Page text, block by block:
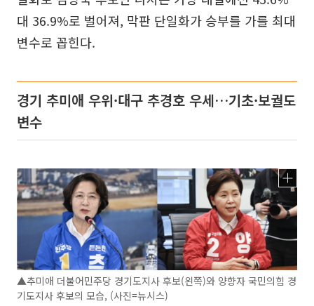
대 36.9%로 벌어져, 막판 단일화가 승부를 가를 최대
변수로 꼽힌다.
경기 추미애 우위·대구 추경호 우세…기초·보궐도
변수
▲추미애 더불어민주당 경기도지사 후보(왼쪽)와 양향자 국민의힘 경
기도지사 후보의 모습, (사진=뉴시스)